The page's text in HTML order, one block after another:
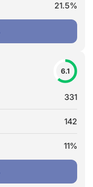
21.5%
6.1
331
142
11%